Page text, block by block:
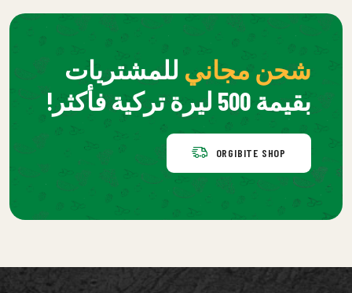
شحن مجاني للمشتريات
بقيمة 500 ليرة تركية فأكثر!
ORGIBITE SHOP